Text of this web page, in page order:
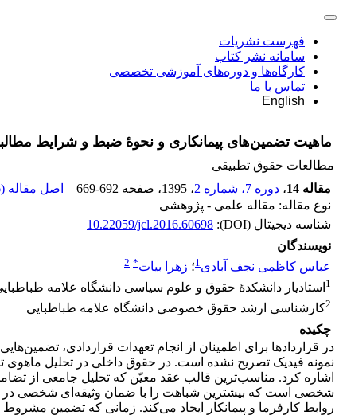
فهرست نشریات
سامانه نشر کتاب
کارگاه‌ها و دوره‌های آموزشی تخصصی
تماس با ما
English
ماهیت تضمین‌های پیمانکاری و نحوۀ ضبط و شرایط
مطالعات حقوق تطبیقی
مقاله 14
، دوره 7، شماره 2 ، 1395 ، صفحه 669-692 اصل مقاله (
نوع مقاله: مقاله علمی - پژوهشی
شناسه دیجیتال (DOI):
10.22059/jcl.2016.60698
نویسندگان
عباس کاظمی نجف آبادی1؛ زهرا بیات*
2
1 استادیار دانشکدۀ حقوق و علوم سیاسی دانشگاه علامه
2کارشناسی ارشد حقوق خصوصی دانشگاه علامه طباطبایی
چکیده
در قراردادها برای اطمینان از انجام تعهدات قراردادی،
اشاره کرد. مناسب‌ترین قالب عقد معیّن که تحلیل جامعی از
شخصی است که بیشترین شباهت را با ضمان وثیقه‌ای شخصی در
روابط کارفرما و پیمانکار ایجاد می‌کند. زمانی که تضمین